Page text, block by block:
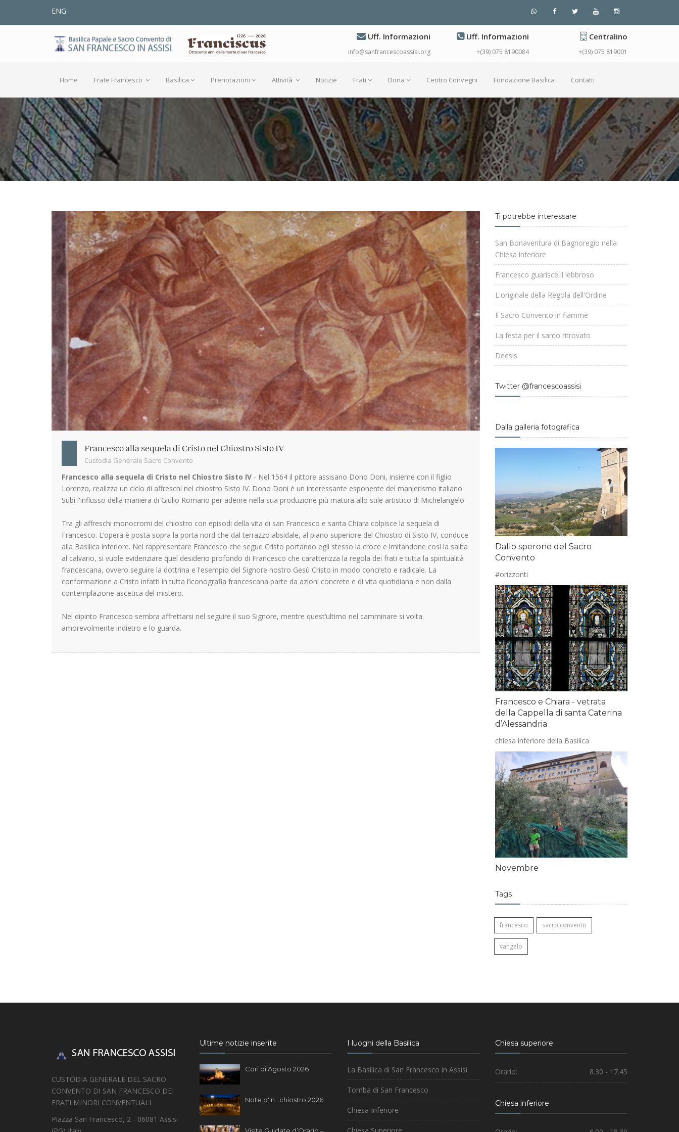
ENG
Uff. Informazioni
info@sanfrancescoassisi.org
Uff. Informazioni
+(39) 075 8190084
Centralino
+(39) 075 819001
Home Frate Francesco Basilica Prenotazioni Attività Notizie Frati Dona Centro Convegni Fondazione Basilica Contatti
Francesco alla sequela di Cristo nel Chiostro Sisto IV
Custodia Generale Sacro Convento
Francesco alla sequela di Cristo nel Chiostro Sisto IV - Nel 1564 il pittore assisano Dono Doni, insieme con il figlio
Lorenzo, realizza un ciclo di affreschi nel chiostro Sisto IV. Dono Doni è un interessante esponente del manierismo italiano.
Subì l'influsso della maniera di Giulio Romano per aderire nella sua produzione più matura allo stile artistico di Michelangelo
Tra gli affreschi monocromi del chiostro con episodi della vita di san Francesco e santa Chiara colpisce la sequela di
Francesco. L’opera è posta sopra la porta nord che dal terrazzo absidale, al piano superiore del Chiostro di Sisto IV, conduce
alla Basilica inferiore. Nel rappresentare Francesco che segue Cristo portando egli stesso la croce e imitandone così la salita
al calvario, si vuole evidenziare quel desiderio profondo di Francesco che caratterizza la regola dei frati e tutta la spiritualità
francescana, ovvero seguire la dottrina e l'esempio del Signore nostro Gesù Cristo in modo concreto e radicale. La
conformazione a Cristo infatti in tutta l’iconografia francescana parte da azioni concrete e di vita quotidiana e non dalla
contemplazione ascetica del mistero.
Nel dipinto Francesco sembra affrettarsi nel seguire il suo Signore, mentre quest’ultimo nel camminare si volta
amorevolmente indietro e lo guarda.
Ti potrebbe interessare
San Bonaventura di Bagnoregio nella
Chiesa inferiore
Francesco guarisce il lebbroso
L'originale della Regola dell'Ordine
Il Sacro Convento in fiamme
La festa per il santo ritrovato
Deesis
Twitter @francescoassisi
Dalla galleria fotografica
Dallo sperone del Sacro
Convento
#orizzonti
Francesco e Chiara - vetrata
della Cappella di santa Caterina
d’Alessandria
chiesa inferiore della Basilica
Novembre
Tags
francesco sacro convento
vangelo
CUSTODIA GENERALE DEL SACRO
CONVENTO DI SAN FRANCESCO DEI
FRATI MINORI CONVENTUALI
Piazza San Francesco, 2 - 06081 Assisi
Ultime notizie inserite
Cori di Agosto 2026
Note d'In...chiostro 2026
I luoghi della Basilica
La Basilica di San Francesco in Assisi
Tomba di San Francesco
Chiesa Inferiore
Chiesa superiore
Orario: 8.30 - 17.45
Chiesa inferiore